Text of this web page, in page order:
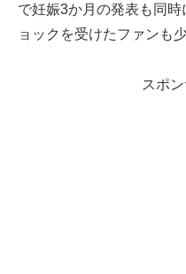
で妊娠3か月の発表も同
ョックを受けたファンも
スポ